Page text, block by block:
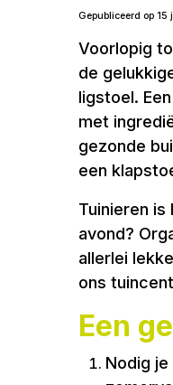
Gepubliceerd op 15
Voorlopig
de
ligstoel.
met
gezonde
een
Tuinieren
avond?
allerlei
ons
Een
Nodig